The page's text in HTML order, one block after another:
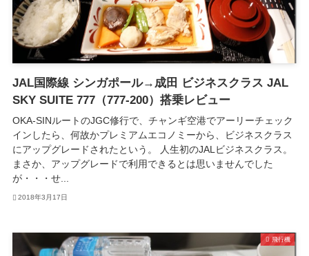
JAL国際線 シンガポール→成田 ビジネスクラス JAL
SKY SUITE 777（777-200）搭乗レビュー
OKA-SINルートのJGC修行で、チャンギ空港でアーリーチェック
インしたら、何故かプレミアムエコノミーから、ビジネスクラス
にアップグレードされたという。 人生初のJALビジネスクラス。
まさか、アップグレードで利用できるとは思いませんでした
が・・・せ...
2018年3月17日
飛行機